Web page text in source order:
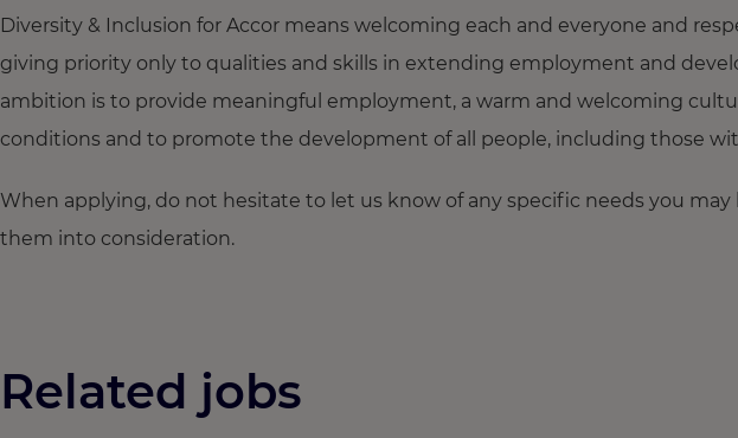
Diversity & Inclusion for Accor means welcoming each and everyone and
giving priority only to qualities and skills in extending employment and
ambition is to provide meaningful employment, a warm and welcoming
conditions and to promote the development of all people, including those
When applying, do not hesitate to let us know of any specific needs you may
them into consideration.
Related jobs